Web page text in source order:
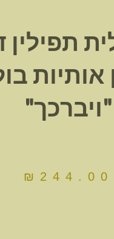
תפילין
אותיות
"ויברכך"
₪ 244.00